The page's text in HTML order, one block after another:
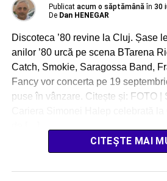
Publicat acum o săptămână în 30
De Dan HENEGAR
Discoteca ’80 revine la Cluj. Șase
anilor ’80 urcă pe scena BTarena
Catch, Smokie, Saragossa Band,
Fancy vor concerta pe 19
puse în vânzare. Citește și: FOTO |
CITEȘTE MAI